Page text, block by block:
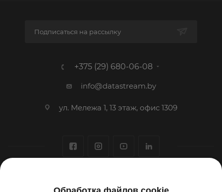
Подписаться на рассылку
+375 (29) 680-06-08
info@datastream.by
ул. Мележа 1, 13 этаж, офис 1309